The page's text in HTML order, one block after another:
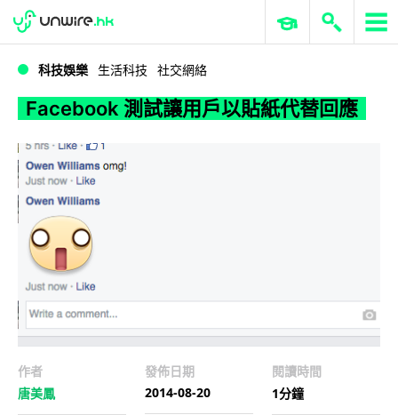
Facebook 測試讓用戶以貼紙代替回應
WWDC 2026 ERP 與商業 AI
科技娛樂 生活科技 社交網絡
Facebook 測試讓用戶以貼紙代替回應
作者
唐美鳳
發佈日期
2014-08-20
閱讀時間
1分鐘